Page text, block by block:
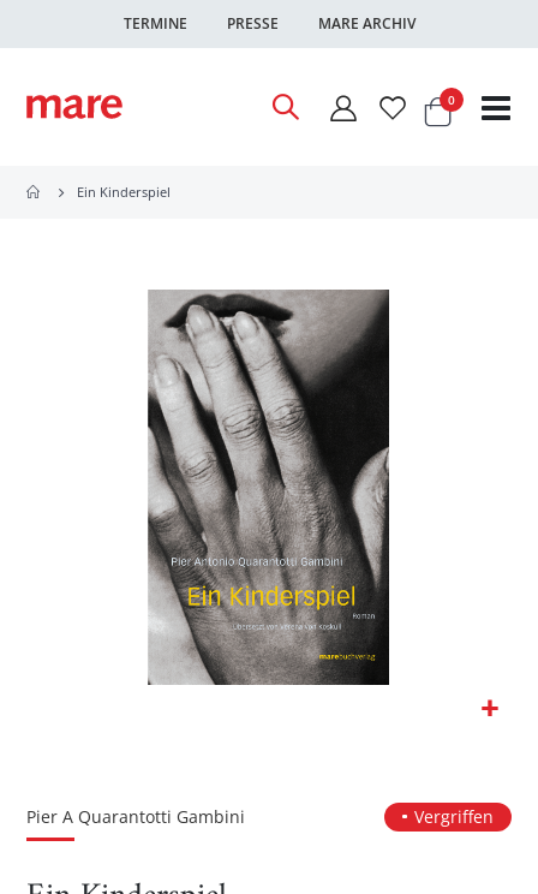
TERMINE PRESSE MARE ARCHIV
Warenkorb
0Artikel
Ein Kinderspiel
Bildgalerie
Pier A Quarantotti Gambini Vergriffen